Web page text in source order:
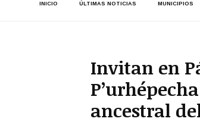
INICIO ÚLTIMAS NOTICIAS MUNICIPIOS
Invitan en
ancestral